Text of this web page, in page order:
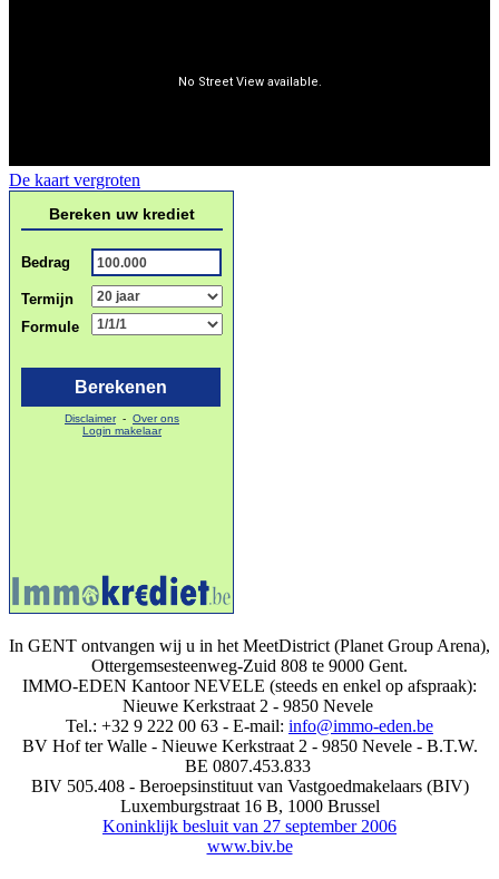
De kaart vergroten
In GENT ontvangen wij u in het MeetDistrict (Planet Group Arena),
Ottergemsesteenweg-Zuid 808 te 9000 Gent.
IMMO-EDEN Kantoor NEVELE (steeds en enkel op afspraak):
Nieuwe Kerkstraat 2 - 9850 Nevele
Tel.: +32 9 222 00 63 - E-mail: info@immo-eden.be
BV Hof ter Walle - Nieuwe Kerkstraat 2 - 9850 Nevele - B.T.W.
BE 0807.453.833
BIV 505.408 - Beroepsinstituut van Vastgoedmakelaars (BIV)
Luxemburgstraat 16 B, 1000 Brussel
Koninklijk besluit van 27 september 2006
www.biv.be